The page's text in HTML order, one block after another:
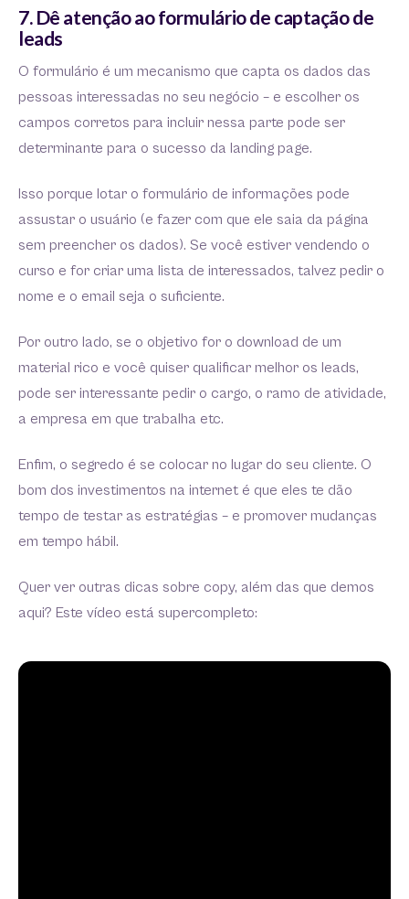
7. Dê atenção ao formulário de captação de
leads
O formulário é um mecanismo que capta os dados das
pessoas interessadas no seu negócio – e escolher os
campos corretos para incluir nessa parte pode ser
determinante para o sucesso da landing page.
Isso porque lotar o formulário de informações pode
assustar o usuário (e fazer com que ele saia da página
sem preencher os dados). Se você estiver vendendo o
curso e for criar uma lista de interessados, talvez pedir o
nome e o email seja o suficiente.
Por outro lado, se o objetivo for o download de um
material rico e você quiser qualificar melhor os leads,
pode ser interessante pedir o cargo, o ramo de atividade,
a empresa em que trabalha etc.
Enfim, o segredo é se colocar no lugar do seu cliente. O
bom dos investimentos na internet é que eles te dão
tempo de testar as estratégias – e promover mudanças
em tempo hábil.
Quer ver outras dicas sobre copy, além das que demos
aqui? Este vídeo está supercompleto: